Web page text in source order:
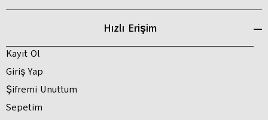
Hızlı Erişim
Kayıt Ol
Giriş Yap
Şifremi Unuttum
Sepetim